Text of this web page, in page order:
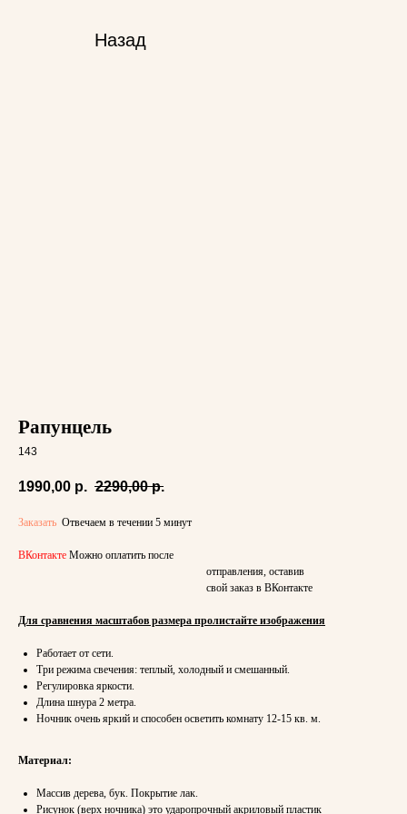
Назад
Рапунцель
143
1990,00 р. 2290,00 р.
Заказать Отвечаем в течении 5 минут
ВКонтакте Можно оплатить после
отправления, оставив
свой заказ в ВКонтакте
Для сравнения масштабов размера пролистайте изображения
Работает от сети.
Три режима свечения: теплый, холодный и смешанный.
Регулировка яркости.
Длина шнура 2 метра.
Ночник очень яркий и способен осветить комнату 12-15 кв. м.
Материал:
Массив дерева, бук. Покрытие лак.
Рисунок (верх ночника) это ударопрочный акриловый пластик